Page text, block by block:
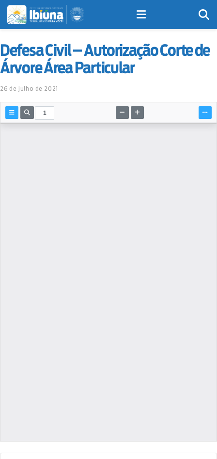
Defesa Civil – Autorização Corte de
Árvore Área Particular
26 de julho de 2021